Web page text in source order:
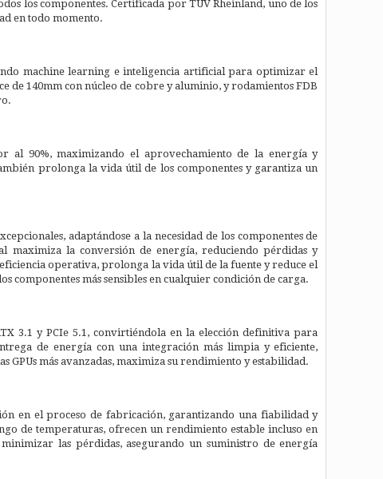
los componentes. Certificada por TÜV Rheinland, uno de los
en todo momento.
machine learning e inteligencia artificial para optimizar el
140mm con núcleo de cobre y aluminio, y rodamientos FDB
al 90%, maximizando el aprovechamiento de la energía y
prolonga la vida útil de los componentes y garantiza un
adaptándose a la necesidad de los componentes de
maximiza la conversión de energía, reduciendo pérdidas y
operativa, prolonga la vida útil de la fuente y reduce el
componentes más sensibles en cualquier condición de carga.
3.1 y PCIe 5.1, convirtiéndola en la elección definitiva para
de energía con una integración más limpia y eficiente,
GPUs más avanzadas, maximiza su rendimiento y estabilidad.
en el proceso de fabricación, garantizando una fiabilidad y
de temperaturas, ofrecen un rendimiento estable incluso en
las pérdidas, asegurando un suministro de energía